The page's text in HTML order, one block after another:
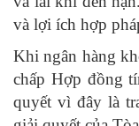
và lợi ích hợp
Khi ngân hàng
chấp Hợp đồng
quyết vì đây là